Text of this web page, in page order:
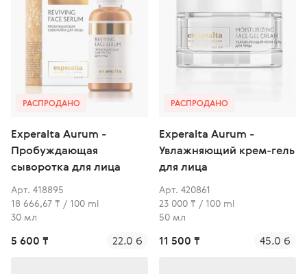
РАСПРОДАНО
Experalta Aurum -
Пробуждающая
сыворотка для лица
Арт. 418895
18 666,67 ₸ / 100 ml
30 мл
5 600 ₸ 22.0 б
РАСПРОДАНО
Experalta Aurum -
Увлажняющий крем-гель
для лица
Арт. 420861
23 000 ₸ / 100 ml
50 мл
11 500 ₸ 45.0 б